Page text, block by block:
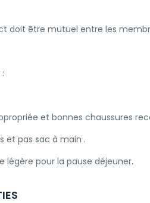
doit être mutuel entre les
et bonnes chaussures
et pas sac à main .
légère pour la pause déjeuner.